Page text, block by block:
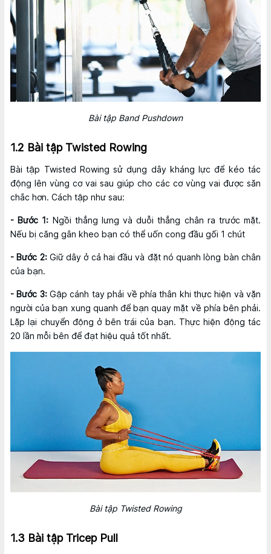
Bài tập Band Pushdown
1.2 Bài tập Twisted Rowing
Bài tập Twisted Rowing sử dụng dây kháng lực để kéo tác
động lên vùng cơ vai sau giúp cho các cơ vùng vai được săn
chắc hơn. Cách tập như sau:
- Bước 1: Ngồi thẳng lưng và duỗi thẳng chân ra trước mặt.
Nếu bị căng gân kheo bạn có thể uốn cong đầu gối 1 chút
- Bước 2:Giữ dây ở cả hai đầu và đặt nó quanh lòng bàn chân
của bạn.
- Bước 3:Gập cánh tay phải về phía thân khi thực hiện và vặn
người của bạn xung quanh để bạn quay mặt về phía bên phải.
Lặp lại chuyển động ở bên trái của bạn. Thực hiện động tác
20 lần mỗi bên để đạt hiệu quả tốt nhất.
Bài tập Twisted Rowing
1.3 Bài tập Tricep Pull